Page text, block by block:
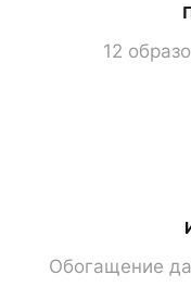
12
Обогащение